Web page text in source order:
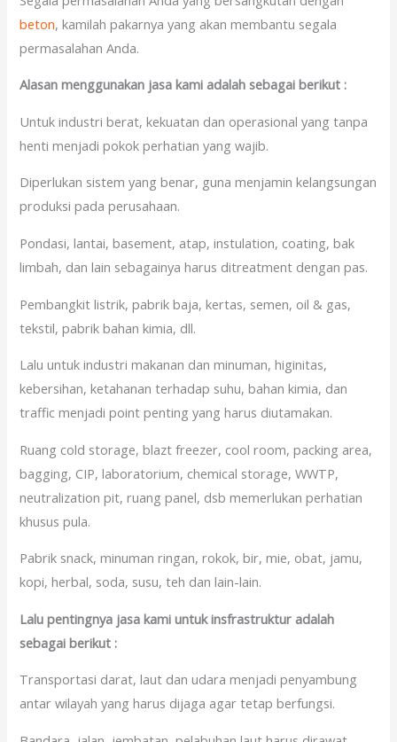
beton, kamilah pakarnya yang akan membantu segala
permasalahan Anda.
Alasan menggunakan jasa kami adalah sebagai berikut :
Untuk industri berat, kekuatan dan operasional yang tanpa
henti menjadi pokok perhatian yang wajib.
Diperlukan sistem yang benar, guna menjamin kelangsungan
produksi pada perusahaan.
Pondasi, lantai, basement, atap, instulation, coating, bak
limbah, dan lain sebagainya harus ditreatment dengan pas.
Pembangkit listrik, pabrik baja, kertas, semen, oil & gas,
tekstil, pabrik bahan kimia, dll.
Lalu untuk industri makanan dan minuman, higinitas,
kebersihan, ketahanan terhadap suhu, bahan kimia, dan
traffic menjadi point penting yang harus diutamakan.
Ruang cold storage, blazt freezer, cool room, packing area,
bagging, CIP, laboratorium, chemical storage, WWTP,
neutralization pit, ruang panel, dsb memerlukan perhatian
khusus pula.
Pabrik snack, minuman ringan, rokok, bir, mie, obat, jamu,
kopi, herbal, soda, susu, teh dan lain-lain.
Lalu pentingnya jasa kami untuk insfrastruktur adalah
sebagai berikut :
Transportasi darat, laut dan udara menjadi penyambung
antar wilayah yang harus dijaga agar tetap berfungsi.